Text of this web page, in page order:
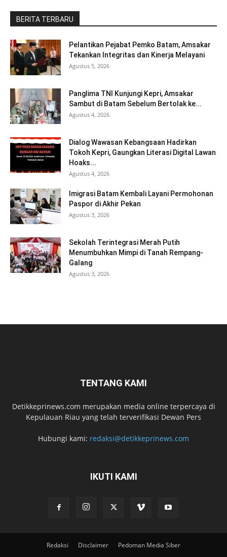
BERITA TERBARU
Pelantikan Pejabat Pemko Batam, Amsakar
Tekankan Integritas dan Kinerja Melayani
Agustus 5, 2026
Panglima TNI Kunjungi Kepri, Amsakar
Sambut di Batam Sebelum Bertolak ke...
Agustus 4, 2026
Dialog Wawasan Kebangsaan Hadirkan
Tokoh Kepri, Gaungkan Literasi Digital Lawan
Hoaks...
Agustus 4, 2026
Imigrasi Batam Kembali Layani Permohonan
Paspor di Akhir Pekan
Agustus 3, 2026
Sekolah Terintegrasi Merah Putih
Menumbuhkan Mimpi di Tanah Rempang-
Galang
Agustus 3, 2026
TENTANG KAMI
Detikkeprinews.com merupakan media online terpercaya di
Kepulauan Riau yang telah terverifikasi Dewan Pers
Hubungi kami: redaksi@detikkeprinews.com
IKUTI KAMI
Redaksi Disclaimer Pedoman Media Siber